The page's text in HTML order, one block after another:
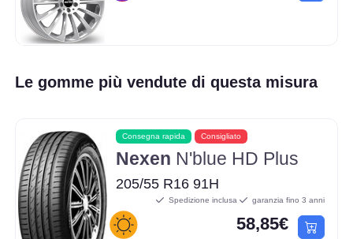
Le gomme più vendute di questa misura
Consegna rapida Consigliato
Nexen N'blue HD Plus
205/55 R16 91H
Spedizione inclusa garanzia fino 3 anni
58,85€